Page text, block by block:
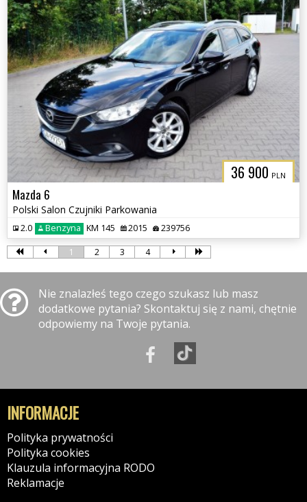
36 900 PLN
Mazda 6
Polski Salon Czujniki Parkowania
2.0 Benzyna KM 145 2015 239756
1 2 3 4
Nie znalazłeś tego czego szukasz lub masz
dodatkowe pytania? Skontaktuj się z nami, chętnie
odpowiemy na Twoje pytania.
INFORMACJE
Polityka prywatności
Polityka cookies
Klauzula informacyjna RODO
Reklamacje